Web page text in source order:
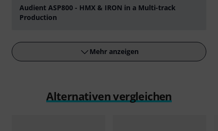
Audient ASP800 - HMX & IRON in a Multi-track
Production
Mehr anzeigen
Alternativen vergleichen